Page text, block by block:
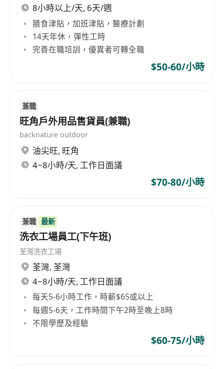
8小時以上/天, 6天/週
膳食津貼，加班津貼，醫療計劃
14天年休，彈性工時
完善在職培訓，優異者可轉全職
$50-60/小時
兼職
旺角戶外用品售貨員(兼職)
backnature outdoor
油尖旺, 旺角
4~8小時/天, 工作日面議
$70-80/小時
兼職 最新
洗衣工場員工(下午班)
荃灣洗衣工場
荃灣, 荃灣
4~8小時/天, 工作日面議
每天5-6小時工作，時薪$65或以上
每週5-6天，工作時間下午2時至晚上8時
不限學歷及經驗
$60-75/小時